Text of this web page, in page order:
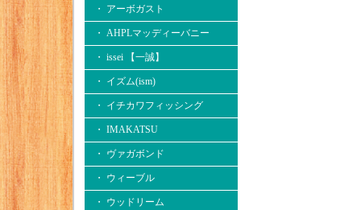
・ アーボガスト
・ AHPLマッディーバニー
・ issei 【一誠】
・ イズム(ism)
・ イチカワフィッシング
・ IMAKATSU
・ ヴァガボンド
・ ウィーブル
・ ウッドリーム